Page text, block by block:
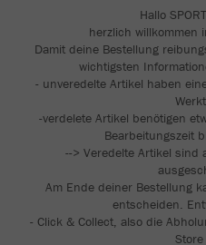
Hallo
herzlich willkommen
Damit deine Bestellung
wichtigsten
- unveredelte Artikel haben
-verdelete Artikel benötigen
Bearbeitungszeit
--> Veredelte Artikel sind
Am Ende deiner Bestellung
entscheiden.
- Click & Collect, also die